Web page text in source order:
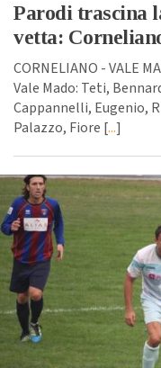
Parodi trascina
vetta:
CORNELIANO - VALE
Vale Mado: Teti,
Cappannelli, Eugenio,
Palazzo, Fiore [...]